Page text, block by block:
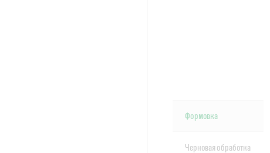
Формовка
Черновая обработка